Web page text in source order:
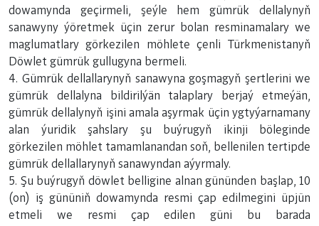
dowamynda geçirmeli, şeýle hem gümrük dellalynyň
sanawyny ýöretmek üçin zerur bolan resminamalary we
maglumatlary görkezilen möhlete çenli Türkmenistanyň
Döwlet gümrük gullugyna bermeli.
4. Gümrük dellallarynyň sanawyna goşmagyň şertlerini we
gümrük dellalyna bildirilýän talaplary berjaý etmeýän,
gümrük dellalynyň işini amala aşyrmak üçin ygtyýarnamany
alan ýuridik şahslary şu buýrugyň ikinji böleginde
görkezilen möhlet tamamlanandan soň, bellenilen tertipde
gümrük dellallarynyň sanawyndan aýyrmaly.
5. Şu buýrugyň döwlet belligine alnan gününden başlap, 10
(on) iş gününiň dowamynda resmi çap edilmegini üpjün
etmeli we resmi çap edilen güni bu barada